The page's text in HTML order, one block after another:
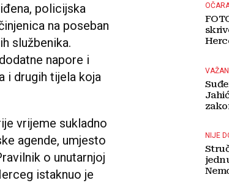
policijska
na poseban
službenika.
napore i
i drugih tijela koja
vrijeme sukladno
agende, umjesto
o unutarnjoj
istaknuo je
NIJE